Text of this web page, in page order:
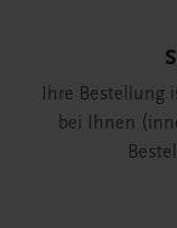
Ihre Bestellung
bei Ihnen